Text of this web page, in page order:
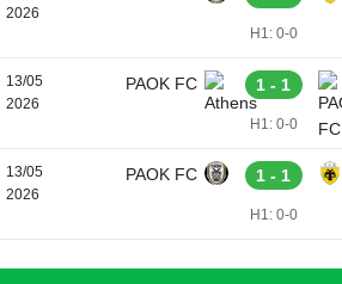
2026
H1: 0-0
13/05
2026
PAOK FC 1 - 1
H1: 0-0
13/05
2026
PAOK FC 1 - 1
H1: 0-0